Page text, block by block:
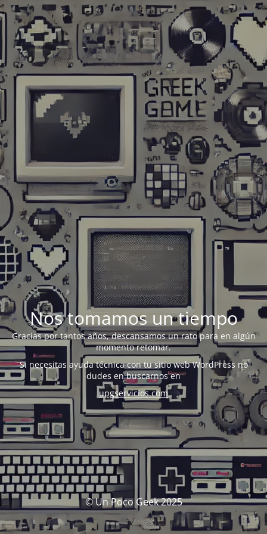
Nos tomamos un tiempo
Gracias por tantos años, descansamos un rato para en algún
momento retomar.
Si necesitas ayuda técnica con tu sitio web WordPress no
dudes en buscarnos en
upgservicios.com
© Un Poco Geek 2025